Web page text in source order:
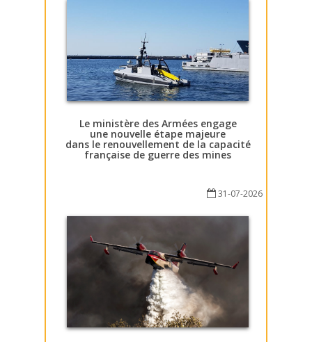
Le ministère des Armées engage
une nouvelle étape majeure
dans le renouvellement de la capacité
française de guerre des mines
31-07-2026